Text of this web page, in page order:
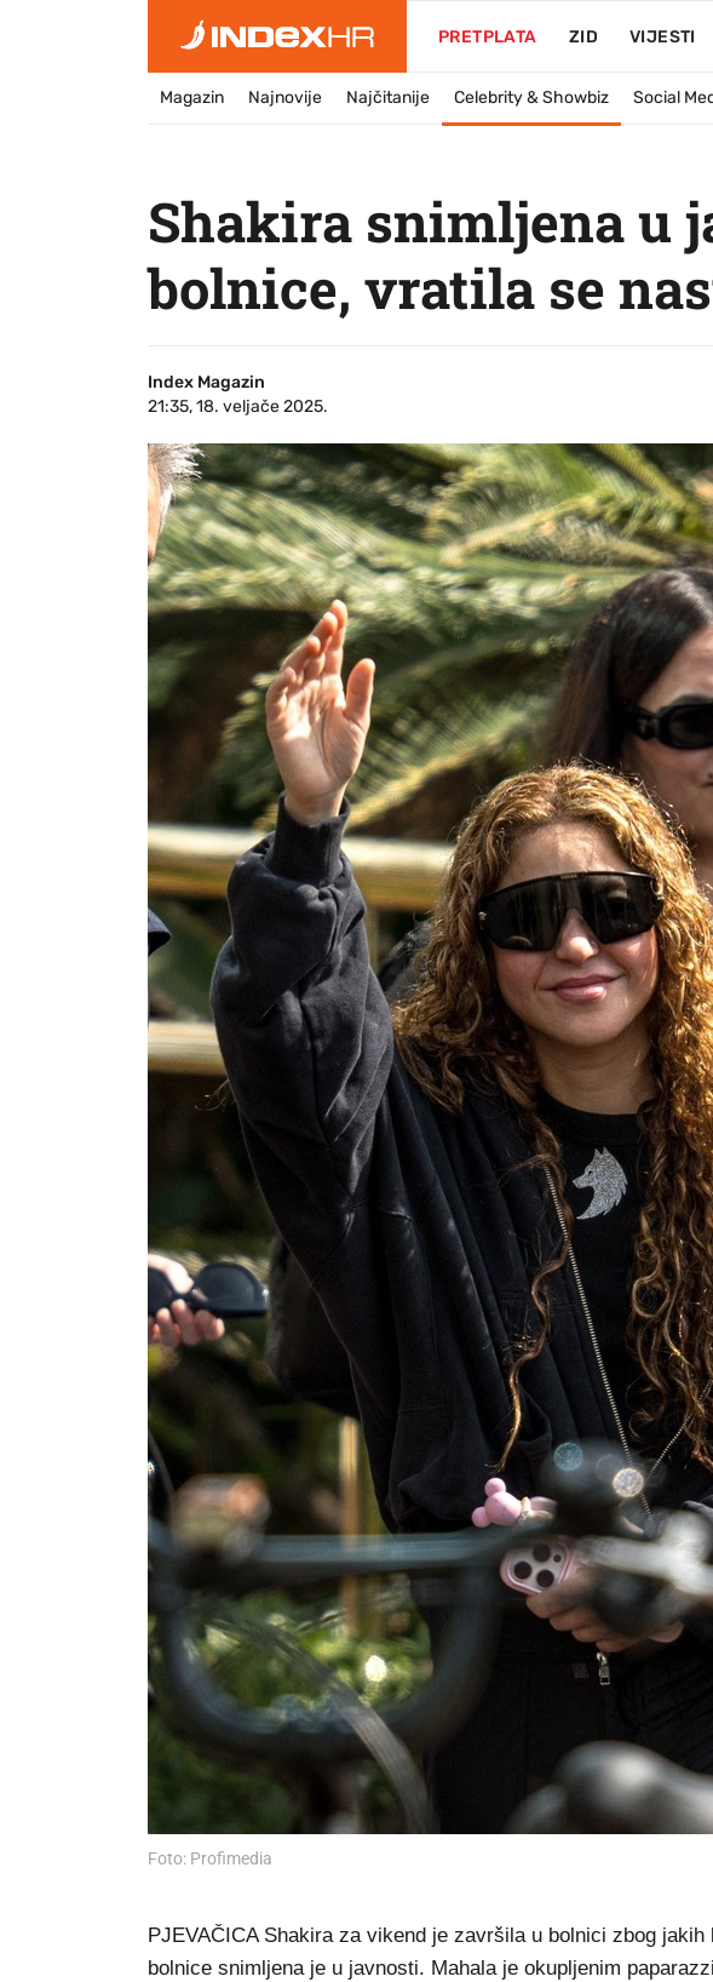
PRETPLATA ZID VIJESTI
Magazin Najnovije Najčitanije Celebrity & Showbiz Social
Shakira snimljena u
bolnice, vratila se
Index Magazin
21:35, 18. veljače 2025.
Foto: Profimedia
PJEVAČICA Shakira za vikend je završila u bolnici zbog
bolnice snimljena je u javnosti. Mahala je okupljenim